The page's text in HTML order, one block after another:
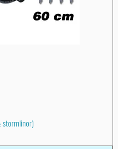
stormlinor)